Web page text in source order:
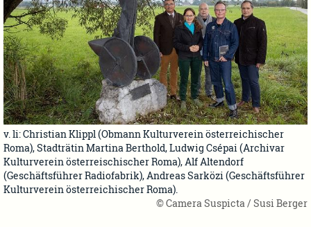
v. li: Christian Klippl (Obmann Kulturverein österreichischer
Roma), Stadträtin Martina Berthold, Ludwig Csépai (Archivar
Kulturverein österreischischer Roma), Alf Altendorf
(Geschäftsführer Radiofabrik), Andreas Sarközi (Geschäftsführer
Kulturverein österreichischer Roma).
© Camera Suspicta / Susi Berger